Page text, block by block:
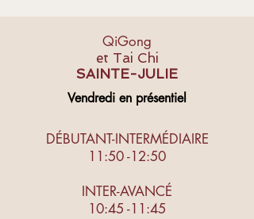
QiGong
et Tai Chi
SAINTE-JULIE
Vendredi en présentiel
DÉBUTANT-INTERMÉDIAIRE
11:50 -12:50
INTER-AVANCÉ
10:45 -11:45